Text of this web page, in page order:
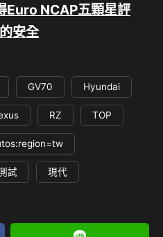
Euro NCAP五顆星評
安全
GV70 Hyundai
RZ TOP
試 現代